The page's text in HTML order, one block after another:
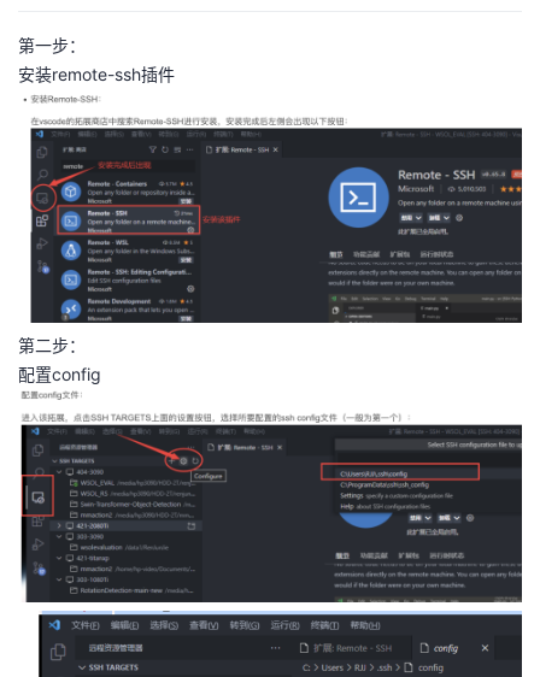
第一步：
安装remote-ssh插件
第二步：
配置config